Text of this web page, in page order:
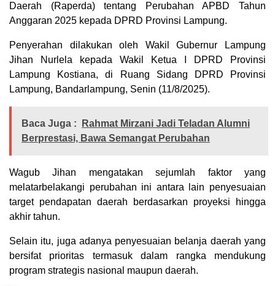
Daerah (Raperda) tentang Perubahan APBD Tahun
Anggaran 2025 kepada DPRD Provinsi Lampung.
Penyerahan dilakukan oleh Wakil Gubernur Lampung
Jihan Nurlela kepada Wakil Ketua I DPRD Provinsi
Lampung Kostiana, di Ruang Sidang DPRD Provinsi
Lampung, Bandarlampung, Senin (11/8/2025).
Baca Juga :
Rahmat Mirzani Jadi Teladan Alumni
Berprestasi, Bawa Semangat Perubahan
Wagub Jihan mengatakan sejumlah faktor yang
melatarbelakangi perubahan ini antara lain penyesuaian
target pendapatan daerah berdasarkan proyeksi hingga
akhir tahun.
Selain itu, juga adanya penyesuaian belanja daerah yang
bersifat prioritas termasuk dalam rangka mendukung
program strategis nasional maupun daerah.